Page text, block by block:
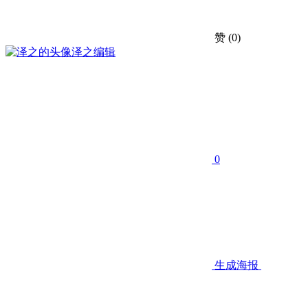
赞 (0)
泽之编辑
0
生成海报